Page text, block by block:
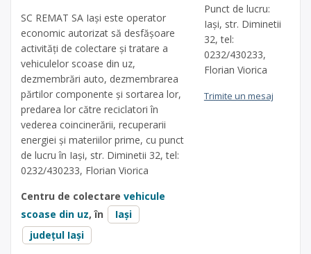
SC REMAT SA Iași este operator
economic autorizat să desfăşoare
activităţi de colectare şi tratare a
vehiculelor scoase din uz,
dezmembrări auto, dezmembrarea
părtilor componente și sortarea lor,
predarea lor către reciclatori în
vederea coincinerării, recuperarii
energiei și materiilor prime, cu punct
de lucru în Iași, str. Diminetii 32, tel:
0232/430233, Florian Viorica
Centru de colectare vehicule
scoase din uz, în
Iași
județul Iași
Punct de lucru:
Iași, str. Diminetii
32, tel:
0232/430233,
Florian Viorica
Trimite un mesaj